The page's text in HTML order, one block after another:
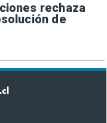
rechaza
de